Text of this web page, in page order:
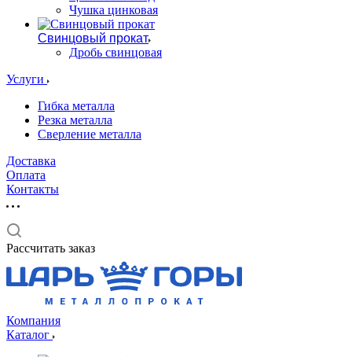
Чушка цинковая
Свинцовый прокат
Дробь свинцовая
Услуги
Гибка металла
Резка металла
Сверление металла
Доставка
Оплата
Контакты
Рассчитать заказ
Компания
Каталог